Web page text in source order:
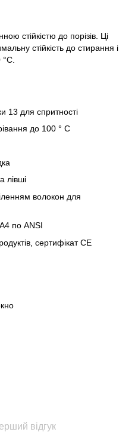
стійкістю до порізів. Ці
стійкість до стирання і
13 для спритності
до 100 ° C
лівші
волокон для
А4 по ANSI
сертифікат СЕ
відгук